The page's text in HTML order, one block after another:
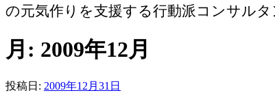
の元気作りを支援する行動派コンサル
月: 2009年12月
投稿日: 2009年12月31日